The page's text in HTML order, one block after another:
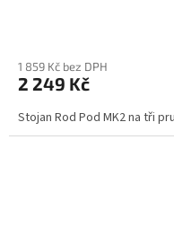
1 859 Kč bez DPH
2 249 Kč
Stojan Rod Pod MK2 na tři